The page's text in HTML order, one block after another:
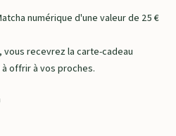
numérique d'une valeur de 25 €
vous recevrezla carte-cadeau
offrir à vos proches.